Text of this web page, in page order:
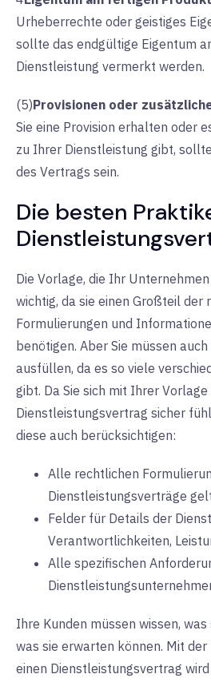
Urheberrechte oder geistiges
sollte das endgültige Eigentum
Dienstleistung vermerkt werden.
(5)Provisionen oder
Sie eine Provision erhalten oder
zu Ihrer Dienstleistung gibt,
des Vertrags sein.
Die besten
Die Vorlage, die Ihr
wichtig, da sie einen Großteil der
Formulierungen und
benötigen. Aber Sie müssen
ausfüllen, da es so viele
gibt. Da Sie sich mit Ihrer
Dienstleistungsvertrag sicher
diese auch berücksichtigen:
Alle rechtlichen
Dienstleistungsverträge
Felder für Details der
Verantwortlichkeiten,
Alle spezifischen
Ihre Kunden müssen wissen,
was sie erwarten können. Mit
einen Dienstleistungsvertrag